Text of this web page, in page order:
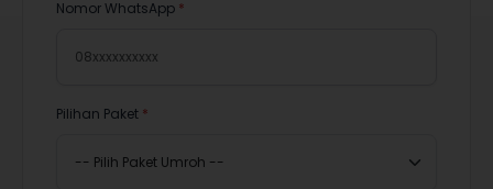
Nomor WhatsApp *
Pilihan Paket *